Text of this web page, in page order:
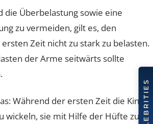
der Arme sowie gute Organisation
die Überbelastung sowie eine
zu vermeiden, gilt es, den
ersten Zeit nicht zu stark zu
der Arme seitwärts sollte